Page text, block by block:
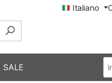
Italiano
SALE